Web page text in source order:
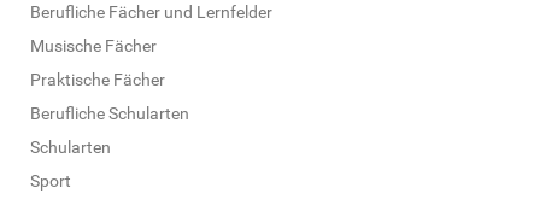
Berufliche Fächer und Lernfelder
Musische Fächer
Praktische Fächer
Berufliche Schularten
Schularten
Sport